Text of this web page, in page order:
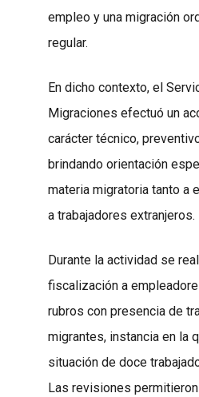
empleo y una migración
regular.
En dicho contexto, el
Migraciones efectuó un
carácter técnico,
brindando orientación
materia migratoria tanto a
a trabajadores extranjeros.
Durante la actividad se
fiscalización a
rubros con presencia de
migrantes, instancia en la
situación de doce
Las revisiones